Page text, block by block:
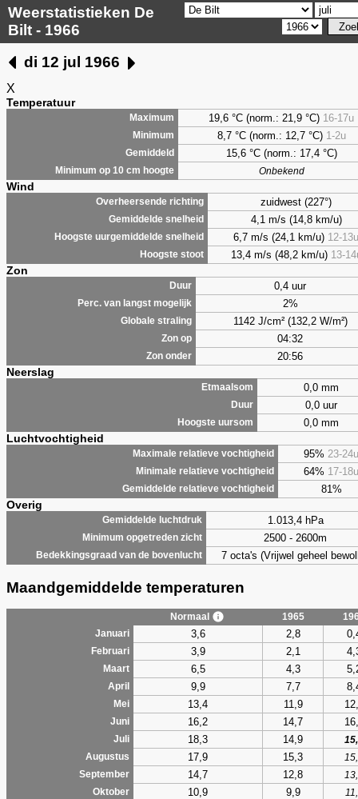
Weerstatistieken De
Bilt - 1966
di 12 jul 1966
X
Temperatuur
Maximum 19,6 °C (norm.: 21,9 °C) 16-17u
Minimum 8,7°C (norm.: 12,7 °C) 1-2u
Gemiddeld 15,6 °C (norm.: 17,4 °C)
Minimum op 10 cm hoogte Onbekend
Wind
Overheersende richting zuidwest (227°)
Gemiddelde snelheid 4,1 m/s (14,8 km/u)
Hoogste uurgemiddelde snelheid 6,7 m/s (24,1 km/u) 12-13u
Hoogste stoot 13,4 m/s (48,2 km/u) 13-
Zon
Duur 0,4 uur
Perc. van langst mogelijk 2%
Globale straling 1142 J/cm² (132,2 W/m²)
Zon op 04:32
Zon onder 20:56
Neerslag
Etmaalsom 0,0 mm
Duur 0,0 uur
Hoogste uursom 0,0 mm
Luchtvochtigheid
Maximale relatieve vochtigheid 95% 23-24u
Minimale relatieve vochtigheid 64% 17-18u
Gemiddelde relatieve vochtigheid 81%
Overig
Gemiddelde luchtdruk 1.013,4 hPa
Minimum opgetreden zicht 2500 - 2600m
Bedekkingsgraad van de bovenlucht 7 octa's (Vrijwel geheel
Maandgemiddelde temperaturen
Normaal 1965
Januari
3,6 2,8
Februari 3,9 2,1
Maart 6,5 4,3
April 9,9 7,7
Mei 13,4 11,9
Juni 16,2 14,7
Juli 18,3 14,9
Augustus
17,9 15,3
September
14,7 12,8
Oktober
10,9 9,9